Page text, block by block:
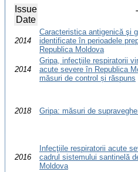
Issue
Date
2014
Caracteristica antigenică şi
identificate în perioadele
Republica Moldova
2014
Gripa, infecţiile respiratorii
acute severe în Republica
măsuri de control și răspuns
2018 Gripa: măsuri de
2016
Infecţiile respiratorii acute
cadrul sistemului santinelă
Moldova